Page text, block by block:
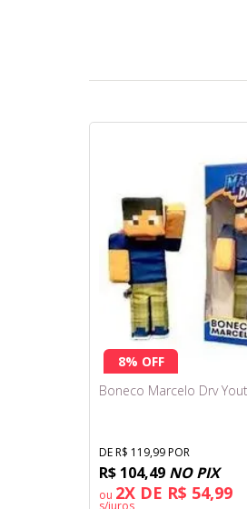
8% OFF
Boneco Marcelo Drv
DE R$ 119,99 POR
R$ 104,49 NO PIX
ou 2X DE R$ 54,99